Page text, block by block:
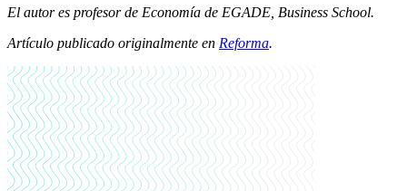
El autor es profesor de Economía de EGADE, Business School.
Artículo publicado originalmente en Reforma.